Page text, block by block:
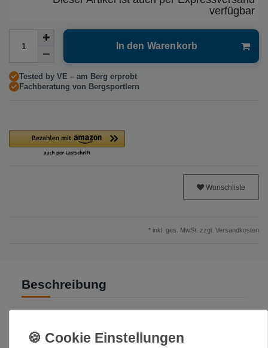
verfügbar
In den Warenkorb
Tested by VE – am Berg erprobt
Fachberatung von Bergsportlern
Wunschliste
* inkl. ges. MwSt. zzgl. Versandkosten
Beschreibung
Seiten aus Polyester: wasser- und reißfest